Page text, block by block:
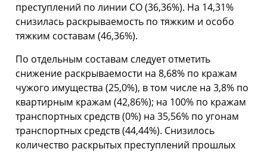
преступлений по линии СО (36,36%). На 14,31%
снизилась раскрываемость по тяжким и особо
тяжким составам (46,36%).
По отдельным составам следует отметить
снижение раскрываемости на 8,68% по кражам
чужого имущества (25,0%), в том числе на 3,8% по
квартирным кражам (42,86%); на 100% по кражам
транспортных средств (0%) на 35,56% по угонам
транспортных средств (44,44%). Снизилось
количество раскрытых преступлений прошлых